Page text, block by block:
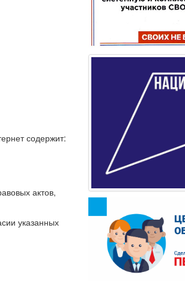
содержит:
актов,
указанных